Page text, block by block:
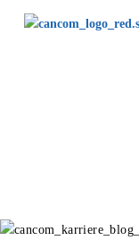
Menü überspringen